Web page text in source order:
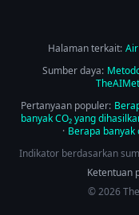
Halaman terkait: Air
Sumber daya:
Pertanyaan populer:
banyak CO₂ yang
· Berapa banyak
Indikator berdasarkan
Ketentuan
© 2026